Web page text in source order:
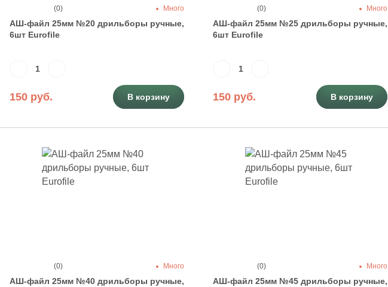
АШ-файл 25мм №20 дрильборы ручные,
6шт Eurofile
150 руб.
(0) Много
В корзину
АШ-файл 25мм №25 дрильборы ручные,
6шт Eurofile
150 руб.
(0) Много
В корзину
АШ-файл 25мм №40 дрильборы ручные,
(0) Много
АШ-файл 25мм №45 дрильборы ручные,
(0) Много